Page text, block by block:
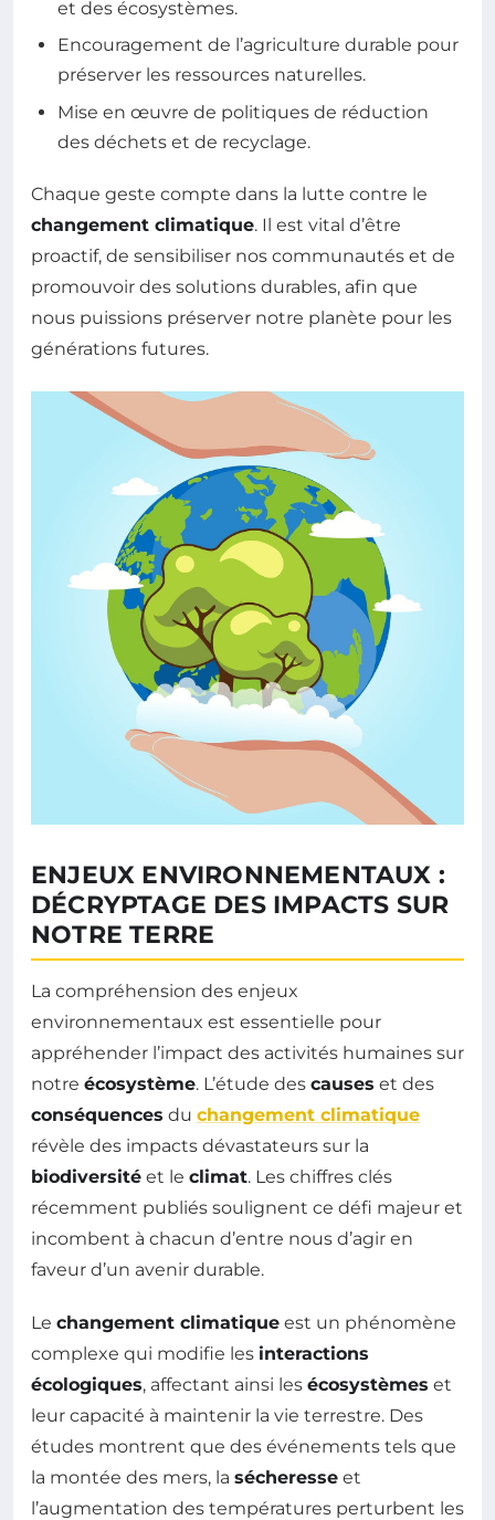
et des écosystèmes.
Encouragement de l’agriculture durable pour
préserver les ressources naturelles.
Mise en œuvre de politiques de réduction
des déchets et de recyclage.
Chaque geste compte dans la lutte contre le
changement climatique. Il est vital d’être
proactif, de sensibiliser nos communautés et de
promouvoir des solutions durables, afin que
nous puissions préserver notre planète pour les
générations futures.
ENJEUX ENVIRONNEMENTAUX :
DÉCRYPTAGE DES IMPACTS SUR
NOTRE TERRE
La compréhension des enjeux
environnementaux est essentielle pour
appréhender l’impact des activités humaines sur
notre écosystème. L’étude des causes et des
conséquences du changement climatique
révèle des impacts dévastateurs sur la
biodiversité et le climat. Les chiffres clés
récemment publiés soulignent ce défi majeur et
incombent à chacun d’entre nous d’agir en
faveur d’un avenir durable.
Le changement climatique est un phénomène
complexe qui modifie les interactions
écologiques, affectant ainsi les écosystèmes et
leur capacité à maintenir la vie terrestre. Des
études montrent que des événements tels que
la montée des mers, la sécheresse et
l’augmentation des températures perturbent les